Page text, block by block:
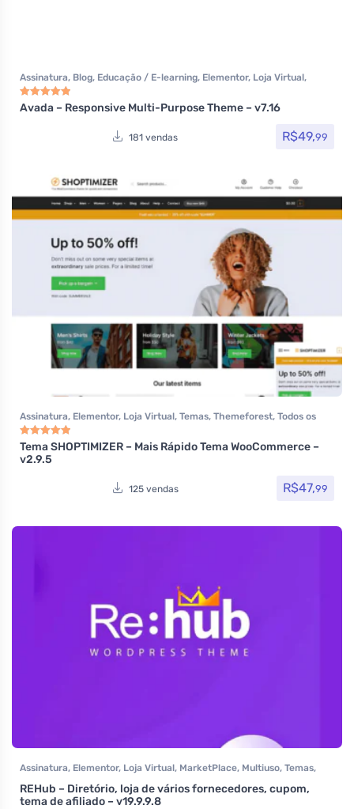
Assinatura, Blog, Educação / E-learning, Elementor, Loja Virtual,
MarketPlace
Todos os itens, Woocommerce
de 5
Avada – Responsive Multi-Purpose Theme – v7.16
181 vendas R$49,99
Assinatura, Elementor, Loja Virtual, Temas, Themeforest, Todos os
itens, Woocommerce
Avaliação
Tema SHOPTIMIZER – Mais Rápido Tema WooCommerce –
v2.9.5
125 vendas R$47,99
Assinatura, Elementor, Loja Virtual, MarketPlace, Multiuso, Temas,
Themeforest
Todos os itens Woocommerce
REHub – Diretório, loja de vários fornecedores, cupom,
tema de afiliado – v19.9.9.8